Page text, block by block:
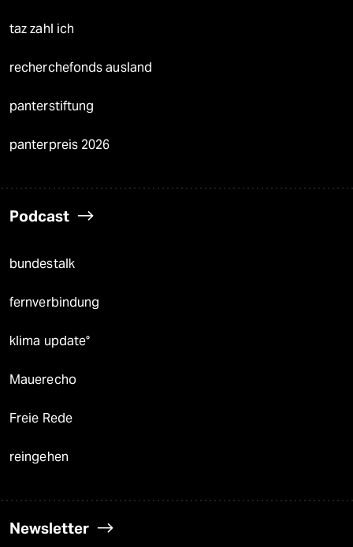
taz zahl ich
recherchefonds ausland
panterstiftung
panterpreis 2026
Podcast
bundestalk
fernverbindung
klima update°
Mauerecho
Freie Rede
reingehen
Newsletter